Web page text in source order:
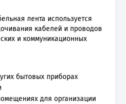
лента используется
кабелей и проводов
и коммуникационных
бытовых приборах
для организации